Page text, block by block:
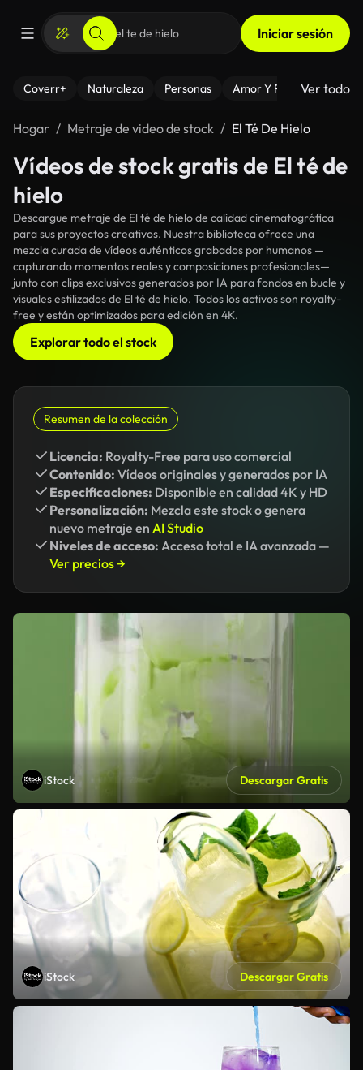
Iniciar sesión
Coverr+ Naturaleza Personas Amor Y Relaciones
Ver todo
Hogar Metraje de video de stock El Té De Hielo
Vídeos de stock gratis de El té de
hielo
Descargue metraje de El té de hielo de calidad cinematográfica
para sus proyectos creativos. Nuestra biblioteca ofrece una
mezcla curada de vídeos auténticos grabados por humanos —
capturando momentos reales y composiciones profesionales—
junto con clips exclusivos generados por IA para fondos en bucle y
visuales estilizados de El té de hielo. Todos los activos son royalty-
free y están optimizados para edición en 4K.
Explorar todo el stock
Resumen de la colección
Licencia: Royalty-Free para uso comercial
Contenido: Vídeos originales y generados por IA
Especificaciones: Disponible en calidad 4K y HD
Personalización: Mezcla este stock o genera
nuevo metraje en AI Studio
Niveles de acceso: Acceso total e IA avanzada —
Ver precios →
iStock Descargar Gratis
iStock Descargar Gratis